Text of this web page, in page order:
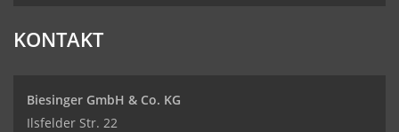
KONTAKT
Biesinger GmbH & Co. KG
Ilsfelder Str. 22